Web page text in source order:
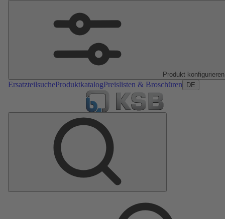
Produkt konfigurieren
ErsatzteilsucheProduktkatalogPreislisten & Broschüren DE